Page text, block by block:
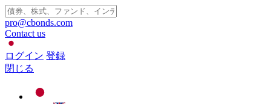
pro@cbonds.com
Contact us
ログイン 登録
閉じる